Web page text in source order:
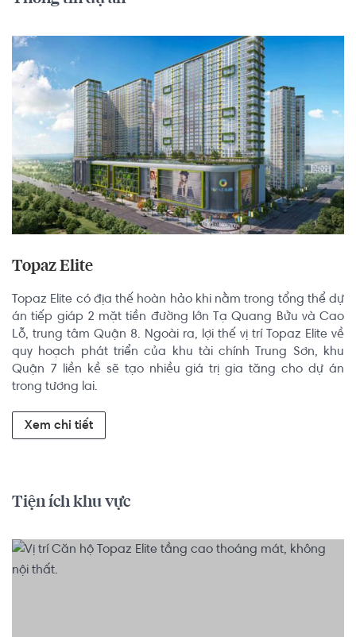
Topaz Elite
Topaz Elite có địa thế hoàn hảo khi nằm trong tổng thể dự
án tiếp giáp 2 mặt tiền đường lớn Tạ Quang Bửu và Cao
Lỗ, trung tâm Quận 8. Ngoài ra, lợi thế vị trí Topaz Elite về
quy hoạch phát triển của khu tài chính Trung Sơn, khu
Quận 7 liền kề sẽ tạo nhiều giá trị gia tăng cho dự án
trong tương lai.
Xem chi tiết
Tiện ích khu vực